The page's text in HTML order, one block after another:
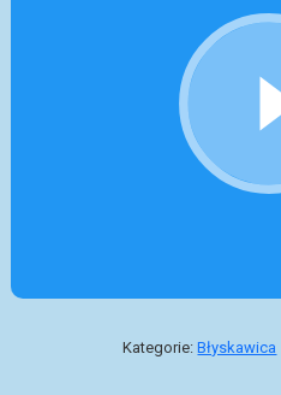
Kategorie:Błyskawica